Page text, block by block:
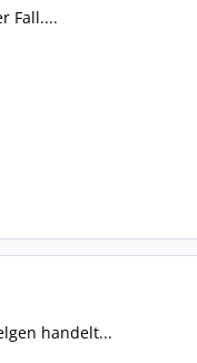
Fall....
handelt...